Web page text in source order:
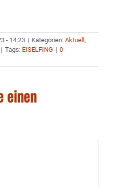
- 14:23 | Kategorien: Aktuell ,
| Tags: EISELFING | 0
einen